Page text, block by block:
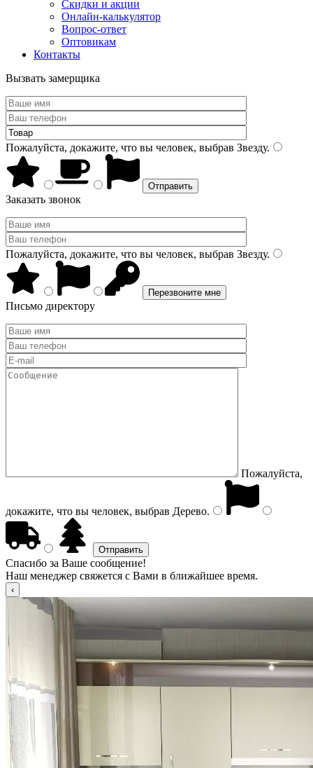
Скидки и акции
Онлайн-калькулятор
Вопрос-ответ
Оптовикам
Контакты
Вызвать замерщика
Пожалуйста, докажите, что вы человек, выбрав Звезду.
Заказать звонок
Пожалуйста, докажите, что вы человек, выбрав Звезду.
Письмо директору
Пожалуйста,
докажите, что вы человек, выбрав Дерево.
Спасибо за Ваше сообщение!
Наш менеджер свяжется с Вами в ближайшее время.